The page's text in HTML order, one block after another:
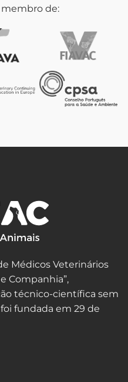
membro de:
Médicos Veterinários
Companhia”,
técnico-científica sem
fundada em 29 de